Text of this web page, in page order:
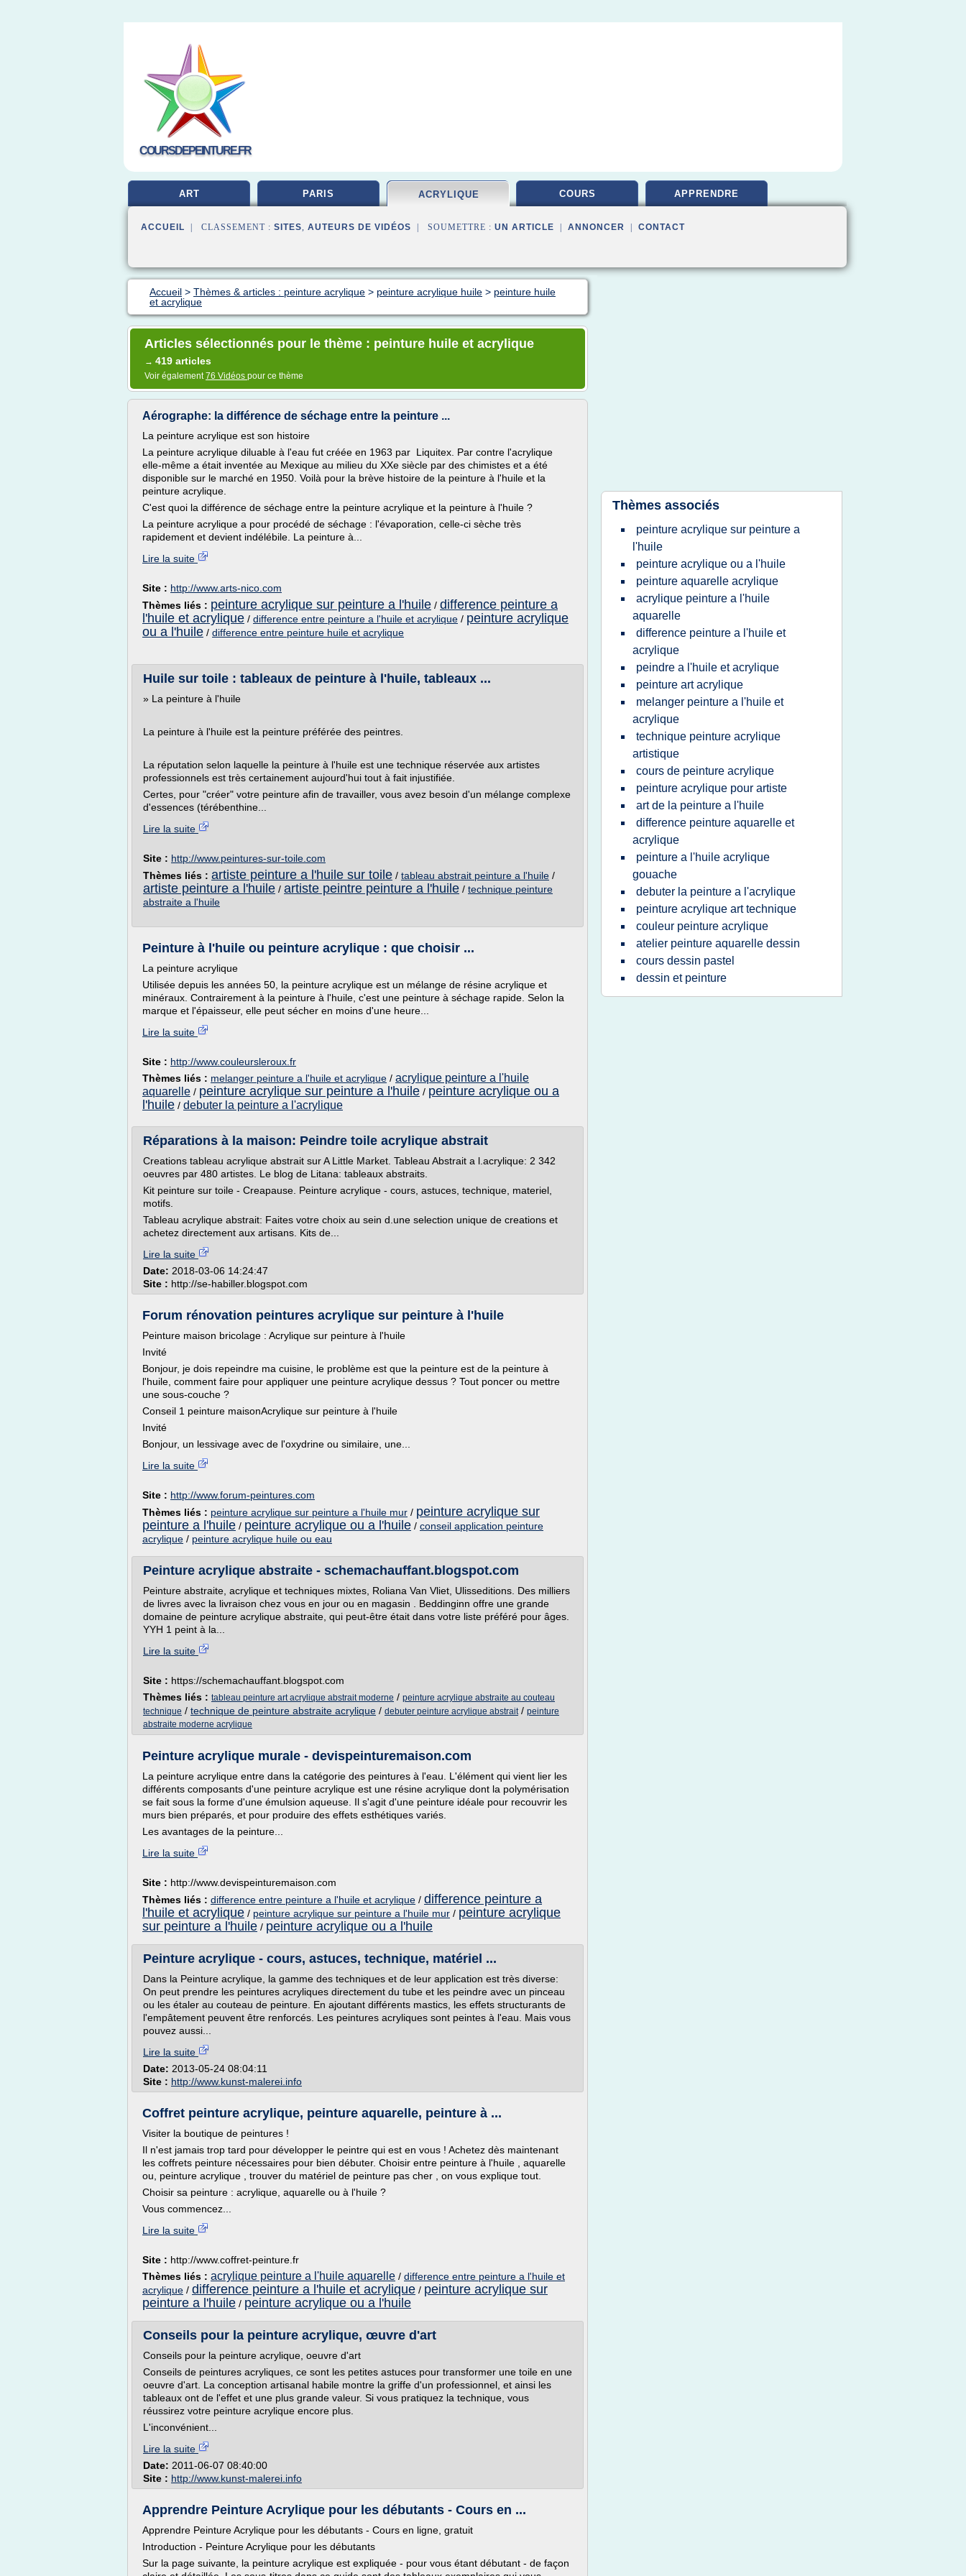
COURSDEPEINTURE.FR
ART PARIS ACRYLIQUE COURS APPRENDRE
ACCUEIL | CLASSEMENT : SITES, AUTEURS DE VIDÉOS | SOUMETTRE : UN ARTICLE ANNONCER CONTACT
Accueil > Thèmes & articles : peinture acrylique > peinture acrylique huile > peinture huile
et acrylique
Articles sélectionnés pour le thème : peinture huile et acrylique
→ 419 articles
Voir également76 Vidéos pour ce thème
Aérographe: la différence de séchage entre la peinture ...
La peinture acrylique est son histoire
La peinture acrylique diluable à l'eau fut créée en 1963 par Liquitex. Par contre l'acrylique
elle-même a était inventée au Mexique au milieu du XXe siècle par des chimistes et a été
disponible sur le marché en 1950. Voilà pour la brève histoire de la peinture à l'huile et la
peinture acrylique.
C'est quoi la différence de séchage entre la peinture acrylique et la peinture à l'huile ?
La peinture acrylique a pour procédé de séchage : l'évaporation, celle-ci sèche très
rapidement et devient indélébile. La peinture à...
Lire la suite
Site : http://www.arts-nico.com
Thèmes liés : peinture acrylique sur peinture a l'huile / difference peinture a
l'huile et acrylique / difference entre peinture a l'huile et acrylique / peinture acrylique
ou a l'huile / difference entre peinture huile et acrylique
Huile sur toile : tableaux de peinture à l'huile, tableaux ...
» La peinture à l'huile
La peinture à l'huile est la peinture préférée des peintres.
La réputation selon laquelle la peinture à l'huile est une technique réservée aux artistes
professionnels est très certainement aujourd'hui tout à fait injustifiée.
Certes, pour "créer" votre peinture afin de travailler, vous avez besoin d'un mélange complexe
d'essences (térébenthine...
Lire la suite
Site : http://www.peintures-sur-toile.com
Thèmes liés : artiste peinture a l'huile sur toile / tableau abstrait peinture a l'huile /
artiste peinture a l'huile / artiste peintre peinture a l'huile / technique peinture
abstraite a l'huile
Peinture à l'huile ou peinture acrylique : que choisir ...
La peinture acrylique
Utilisée depuis les années 50, la peinture acrylique est un mélange de résine acrylique et
minéraux. Contrairement à la peinture à l'huile, c'est une peinture à séchage rapide. Selon la
marque et l'épaisseur, elle peut sécher en moins d'une heure...
Lire la suite
Site : http://www.couleursleroux.fr
Thèmes liés : melanger peinture a l'huile et acrylique / acrylique peinture a l'huile
aquarelle / peinture acrylique sur peinture a l'huile / peinture acrylique ou a
l'huile / debuter la peinture a l'acrylique
Réparations à la maison: Peindre toile acrylique abstrait
Creations tableau acrylique abstrait sur A Little Market. Tableau Abstrait a l.acrylique: 2 342
oeuvres par 480 artistes. Le blog de Litana: tableaux abstraits.
Kit peinture sur toile - Creapause. Peinture acrylique - cours, astuces, technique, materiel,
motifs.
Tableau acrylique abstrait: Faites votre choix au sein d.une selection unique de creations et
achetez directement aux artisans. Kits de...
Lire la suite
Date: 2018-03-06 14:24:47
Site : http://se-habiller.blogspot.com
Forum rénovation peintures acrylique sur peinture à l'huile
Peinture maison bricolage : Acrylique sur peinture à l'huile
Invité
Bonjour, je dois repeindre ma cuisine, le problème est que la peinture est de la peinture à
l'huile, comment faire pour appliquer une peinture acrylique dessus ? Tout poncer ou mettre
une sous-couche ?
Conseil 1 peinture maisonAcrylique sur peinture à l'huile
Invité
Bonjour, un lessivage avec de l'oxydrine ou similaire, une...
Lire la suite
Site : http://www.forum-peintures.com
Thèmes liés : peinture acrylique sur peinture a l'huile mur / peinture acrylique sur
peinture a l'huile / peinture acrylique ou a l'huile / conseil application peinture
acrylique / peinture acrylique huile ou eau
Peinture acrylique abstraite - schemachauffant.blogspot.com
Peinture abstraite, acrylique et techniques mixtes, Roliana Van Vliet, Ulisseditions. Des milliers
de livres avec la livraison chez vous en jour ou en magasin . Beddinginn offre une grande
domaine de peinture acrylique abstraite, qui peut-être était dans votre liste préféré pour âges.
YYH 1 peint à la...
Lire la suite
Site : https://schemachauffant.blogspot.com
Thèmes liés : tableau peinture art acrylique abstrait moderne / peinture acrylique abstraite au couteau
technique / technique de peinture abstraite acrylique / debuter peinture acrylique abstrait/ peinture
abstraite moderne acrylique
Peinture acrylique murale - devispeinturemaison.com
La peinture acrylique entre dans la catégorie des peintures à l'eau. L'élément qui vient lier les
différents composants d'une peinture acrylique est une résine acrylique dont la polymérisation
se fait sous la forme d'une émulsion aqueuse. Il s'agit d'une peinture idéale pour recouvrir les
murs bien préparés, et pour produire des effets esthétiques variés.
Les avantages de la peinture...
Lire la suite
Site : http://www.devispeinturemaison.com
Thèmes liés : difference entre peinture a l'huile et acrylique / difference peinture a
l'huile et acrylique / peinture acrylique sur peinture a l'huile mur / peinture acrylique
sur peinture a l'huile / peinture acrylique ou a l'huile
Peinture acrylique - cours, astuces, technique, matériel ...
Dans la Peinture acrylique, la gamme des techniques et de leur application est très diverse:
On peut prendre les peintures acryliques directement du tube et les peindre avec un pinceau
ou les étaler au couteau de peinture. En ajoutant différents mastics, les effets structurants de
l'empâtement peuvent être renforcés. Les peintures acryliques sont peintes à l'eau. Mais vous
pouvez aussi...
Lire la suite
Date: 2013-05-24 08:04:11
Site : http://www.kunst-malerei.info
Coffret peinture acrylique, peinture aquarelle, peinture à ...
Visiter la boutique de peintures !
Il n'est jamais trop tard pour développer le peintre qui est en vous ! Achetez dès maintenant
les coffrets peinture nécessaires pour bien débuter. Choisir entre peinture à l'huile , aquarelle
ou, peinture acrylique , trouver du matériel de peinture pas cher , on vous explique tout.
Choisir sa peinture : acrylique, aquarelle ou à l'huile ?
Vous commencez...
Lire la suite
Site : http://www.coffret-peinture.fr
Thèmes liés : acrylique peinture a l'huile aquarelle / difference entre peinture a l'huile et
acrylique / difference peinture a l'huile et acrylique / peinture acrylique sur
peinture a l'huile / peinture acrylique ou a l'huile
Conseils pour la peinture acrylique, œuvre d'art
Conseils pour la peinture acrylique, oeuvre d'art
Conseils de peintures acryliques, ce sont les petites astuces pour transformer une toile en une
oeuvre d'art. La conception artisanal habile montre la griffe d'un professionnel, et ainsi les
tableaux ont de l'effet et une plus grande valeur. Si vous pratiquez la technique, vous
réussirez votre peinture acrylique encore plus.
L'inconvénient...
Lire la suite
Date: 2011-06-07 08:40:00
Site : http://www.kunst-malerei.info
Apprendre Peinture Acrylique pour les débutants - Cours en ...
Apprendre Peinture Acrylique pour les débutants - Cours en ligne, gratuit
Introduction - Peinture Acrylique pour les débutants
Sur la page suivante, la peinture acrylique est expliquée - pour vous étant débutant - de façon
Thèmes associés
peinture acrylique sur peinture a
l'huile
peinture acrylique ou a l'huile
peinture aquarelle acrylique
acrylique peinture a l'huile
aquarelle
difference peinture a l'huile et
acrylique
peindre a l'huile et acrylique
peinture art acrylique
melanger peinture a l'huile et
acrylique
technique peinture acrylique
artistique
cours de peinture acrylique
peinture acrylique pour artiste
art de la peinture a l'huile
difference peinture aquarelle et
acrylique
peinture a l'huile acrylique
gouache
debuter la peinture a l'acrylique
peinture acrylique art technique
couleur peinture acrylique
atelier peinture aquarelle dessin
cours dessin pastel
dessin et peinture